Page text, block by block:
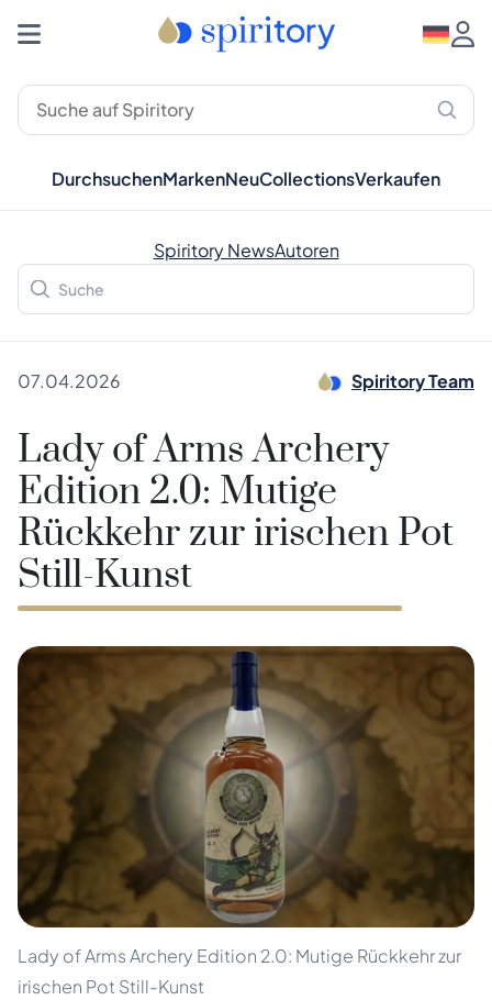
DurchsuchenMarkenNeuCollectionsVerkaufen
Spiritory NewsAutoren
07.04.2026 Spiritory Team
Lady of Arms Archery
Edition 2.0: Mutige
Rückkehr zur irischen Pot
Still-Kunst
Lady of Arms Archery Edition 2.0: Mutige Rückkehr zur
irischen Pot Still-Kunst